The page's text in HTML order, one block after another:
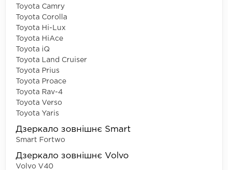
Toyota Camry
Toyota Corolla
Toyota Hi-Lux
Toyota HiAce
Toyota iQ
Toyota Land Cruiser
Toyota Prius
Toyota Proace
Toyota Rav-4
Toyota Verso
Toyota Yaris
Дзеркало зовнішнє Smart
Smart Fortwo
Дзеркало зовнішнє Volvo
Volvo V40